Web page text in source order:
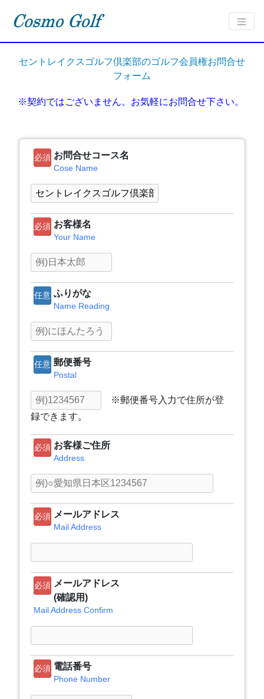
セントレイクスゴルフ倶楽部のゴルフ会員権お問合せ
フォーム
※契約ではございません。お気軽にお問合せ下さい。
必須 お問合せコース名
Cose Name
必須 お客様名
Your Name
任意 ふりがな
Name Reading
任意 郵便番号
Postal
※郵便番号入力で住所が登
録できます。
必須 お客様ご住所
Address
必須 メールアドレス
Mail Address
必須 メールアドレス
(確認用)
Mail Address Confirm
必須 電話番号
Phone Number